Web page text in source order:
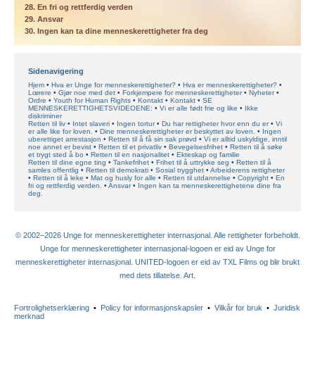
28. En fri og rettferdig verden
29. Ansvar
30. Ingen kan ta dine menneskerettigheter fra deg
Sidenavigering
Hjem Hva er Unge for menneskerettigheter?
Hva er menneskerettigheter?
Lœrere
Gjør noe med det Forkjempere for menneskerettigheter
Nyheter
Ordre
Youth for Human Rights Kontakt Kontakt
SE
MENNESKERETTIGHETSVIDEOENE:
Vi er alle født frie og like
Ikke
diskriminer
Retten til liv
Intet slaveri Ingen tortur Du har rettigheter hvor enn du er
Vi
er alle like for loven.
Dine menneskerettigheter er beskyttet av loven.
Ingen
uberettiget arrestasjon
Retten til å få sin sak prøvd
Vi er alltid uskyldige, inntil
noe annet er bevist
Retten til et privatliv Bevegelsesfrihet
Retten til å søke
et trygt sted å bo
Retten til en nasjonalitet
Ekteskap og familie
Retten til dine egne ting
Tankefrihet Frihet til å uttrykke seg
Retten til å
samles offentlig
Retten til demokrati Sosial trygghet
Arbeiderens rettigheter
Retten til å leke
Mat og husly for alle Retten til utdannelse Copyright
En
fri og rettferdig verden.
Ansvar
Ingen kan ta menneskerettighetene dine fra
deg.
© 2002–2026 Unge for menneskerettigheter internasjonal. Alle rettigheter forbeholdt.
Unge for menneskerettigheter internasjonal-logoen er eid av Unge for
menneskerettigheter internasjonal. UNITED-logoen er eid av TXL Films og blir brukt
med dets tillatelse. Art.
Fortrolighetserklæring • Policy for informasjonskapsler • Vilkår for bruk • Juridisk
merknad